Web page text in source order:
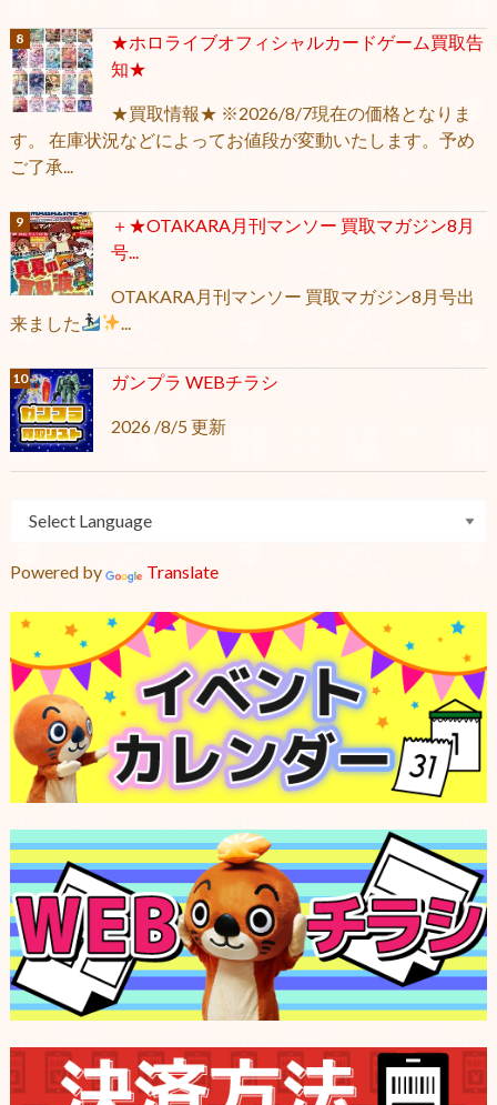
★ホロライブオフィシャルカードゲーム買取告
知★
★買取情報★ ※2026/8/7現在の価格となりま
す。 在庫状況などによってお値段が変動いたします。予め
ご了承...
＋★OTAKARA月刊マンソー 買取マガジン8月
号...
OTAKARA月刊マンソー 買取マガジン8月号出
来ました
ガンプラ WEBチラシ
2026 /8/5 更新
Powered by Translate